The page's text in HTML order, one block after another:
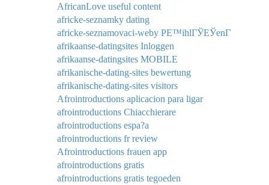
AfricanLove useful content
africke-seznamky dating
africke-seznamovaci-weby PЕ™ihlГЎЕЎenГ­
afrikaanse-datingsites Inloggen
afrikaanse-datingsites MOBILE
afrikanische-dating-sites bewertung
afrikanische-dating-sites visitors
Afrointroductions aplicacion para ligar
afrointroductions Chiacchierare
afrointroductions espa?a
afrointroductions fr review
Afrointroductions frauen app
afrointroductions gratis
afrointroductions gratis tegoeden